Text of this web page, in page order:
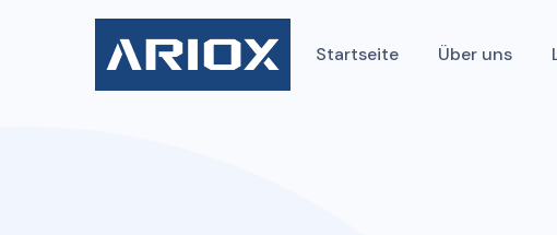
Startseite Über uns